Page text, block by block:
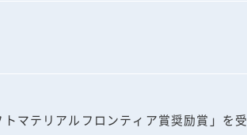
2025年 8月
マテリアルフロンティア賞奨励賞」を